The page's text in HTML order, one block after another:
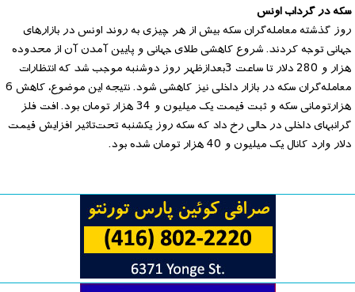
سکه در گرداب اونس
روز گذشته معامله‌گران سکه بیش از هر چیزی به روند اونس در بازارهای
جهانی توجه کردند. شروع کاهشی طلای جهانی و پایین آمدن آن از محدوده
هزار و 280 دلار تا ساعت 3بعدازظهر روز دوشنبه موجب شد که انتظارات
معامله‌گران سکه در بازار داخلی نیز کاهشی شود. نتیجه این موضوع، کاهش 6
هزارتومانی سکه و ثبت قیمت یک میلیون و 34 هزار تومان بود. افت فلز
گرانبهای داخلی در حالی رخ داد که سکه روز یکشنبه تحت‌تاثیر افزایش قیمت
دلار وارد کانال یک میلیون و 40 هزار تومان شده بود.